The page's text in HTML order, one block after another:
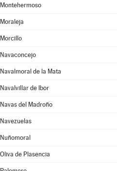
Montehermoso
Moraleja
Morcillo
Navaconcejo
Navalmoral de la Mata
Navalvillar de Ibor
Navas del Madroño
Navezuelas
Nuñomoral
Oliva de Plasencia